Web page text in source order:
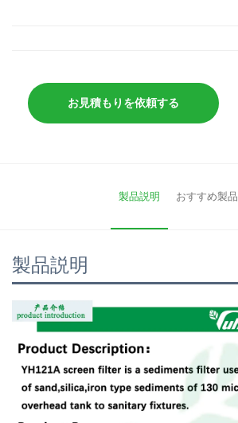
お見積もりを依頼する
製品説明 おすすめ製品
製品説明